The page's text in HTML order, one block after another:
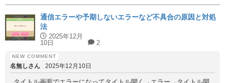
通信エラーや予期しないエラーなど不具合の原因と対処
法
2025年12月
10日
2
名無しさん 2025年12月10日